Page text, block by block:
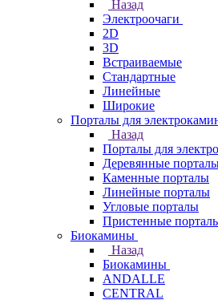
Назад
Электроочаги
2D
3D
Встраиваемые
Стандартные
Линейные
Широкие
Порталы для
Назад
Порталы для
Деревянные
Каменные порталы
Линейные порталы
Угловые порталы
Пристенные
Биокамины
Назад
Биокамины
ANDALLE
CENTRAL